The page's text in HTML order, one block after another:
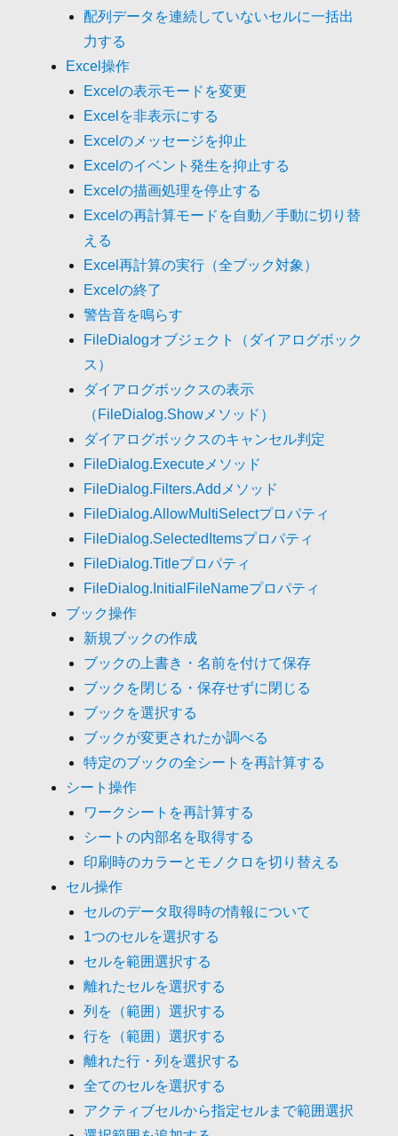
配列データを連続していないセルに一括出
力する
Excel操作
Excelの表示モードを変更
Excelを非表示にする
Excelのメッセージを抑止
Excelのイベント発生を抑止する
Excelの描画処理を停止する
Excelの再計算モードを自動／手動に切り替
える
Excel再計算の実行（全ブック対象）
Excelの終了
警告音を鳴らす
FileDialogオブジェクト（ダイアログボック
ス）
ダイアログボックスの表示
（FileDialog.Showメソッド）
ダイアログボックスのキャンセル判定
FileDialog.Executeメソッド
FileDialog.Filters.Addメソッド
FileDialog.AllowMultiSelectプロパティ
FileDialog.SelectedItemsプロパティ
FileDialog.Titleプロパティ
FileDialog.InitialFileNameプロパティ
ブック操作
新規ブックの作成
ブックの上書き・名前を付けて保存
ブックを閉じる・保存せずに閉じる
ブックを選択する
ブックが変更されたか調べる
特定のブックの全シートを再計算する
シート操作
ワークシートを再計算する
シートの内部名を取得する
印刷時のカラーとモノクロを切り替える
セル操作
セルのデータ取得時の情報について
1つのセルを選択する
セルを範囲選択する
離れたセルを選択する
列を（範囲）選択する
行を（範囲）選択する
離れた行・列を選択する
全てのセルを選択する
アクティブセルから指定セルまで範囲選択